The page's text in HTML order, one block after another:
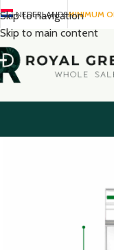
Skip to navigation
Skip to main content
NEDERLANDSMINIMUM